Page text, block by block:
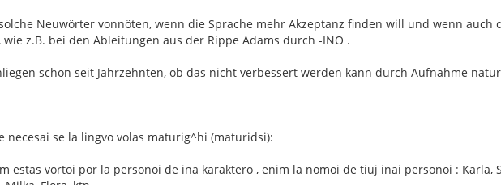
Neuwörter vonnöten, wenn die Sprache mehr Akzeptanz finden will und wenn auch
z.B. bei den Ableitungen aus der Rippe Adams durch -INO .
schon seit Jahrzehnten, ob das nicht verbessert werden kann durch Aufnahme
necesai se la lingvo volas maturig^hi (maturidsi):
estas vortoi por la personoi de ina karaktero , enim la nomoi de tiuj inai personoi : Karla,